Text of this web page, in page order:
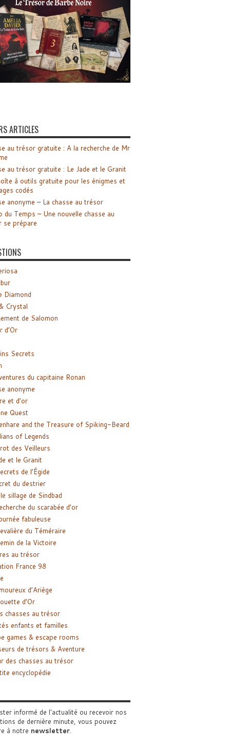
ARTICLES
au trésor gratuite : A la recherche de Mr
au trésor gratuite : Le Jade et le Granit
à outils gratuite pour les énigmes et
codés
anonyme – La chasse au trésor
du Temps – Une nouvelle chasse au
se prépare
Diamond
Crystal
de Salomon
d’Or
Secrets
du capitaine Ronan
anonyme
et d’or
Quest
and the Treasure of Spiking-Beard
of Legends
des Veilleurs
et le Granit
de l’Égide
du destrier
sillage de Sindbad
du scarabée d’or
fabuleuse
du Téméraire
de la Victoire
au trésor
France 98
d’Ariège
d’Or
chasses au trésor
enfants et familles
games & escape rooms
de trésors & Aventure
des chasses au trésor
encyclopédie
informé de l'actualité ou recevoir nos
de dernière minute, vous pouvez
à notre newsletter.